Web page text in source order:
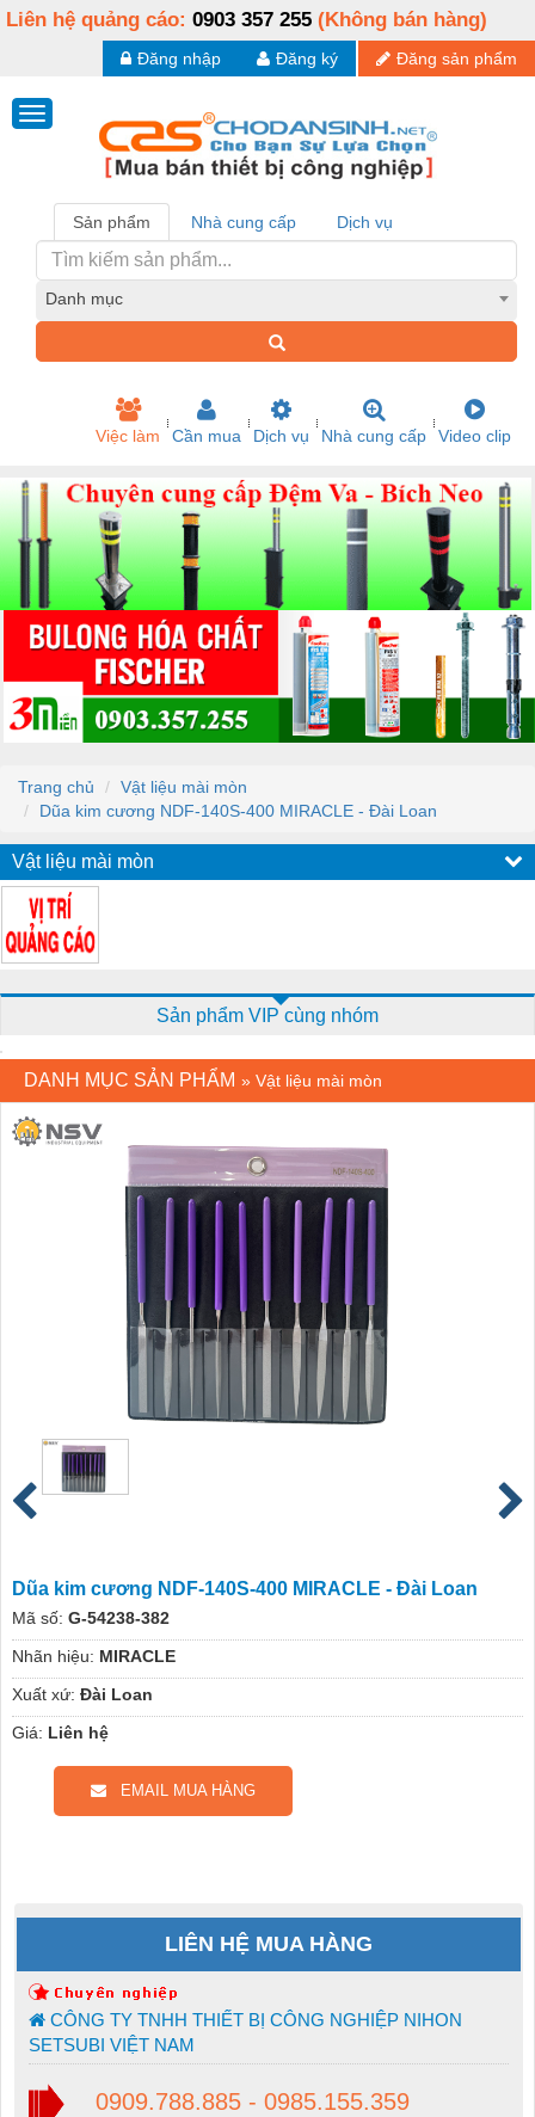
Liên hệ quảng cáo: 0903 357 255 (Không bán hàng)
Đăng sản phẩm
Đăng ký
Đăng nhập
Sản phẩm Nhà cung cấp Dịch vụ
Danh mục
Việc làm Cần mua Dịch vụ Nhà cung cấp Video clip
Trang chủ
Vật liệu mài mòn
Dũa kim cương NDF-140S-400 MIRACLE - Đài Loan
Vật liệu mài mòn
Sản phẩm VIP cùng nhóm
DANH MỤC SẢN PHẨM » Vật liệu mài mòn
Dũa kim cương NDF-140S-400 MIRACLE - Đài Loan
Mã số: G-54238-382
Nhãn hiệu: MIRACLE
Xuất xứ: Đài Loan
Giá: Liên hệ
EMAIL MUA HÀNG
LIÊN HỆ MUA HÀNG
CÔNG TY TNHH THIẾT BỊ CÔNG NGHIỆP NIHON
SETSUBI VIỆT NAM
0909.788.885 - 0985.155.359